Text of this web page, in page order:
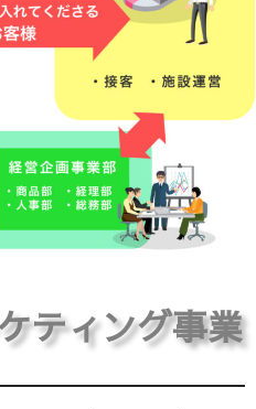
ティング事業